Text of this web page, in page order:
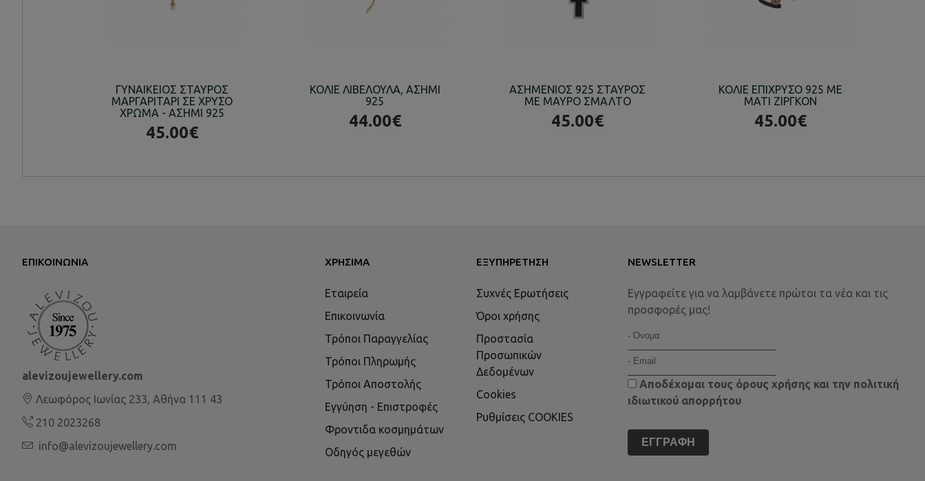
ΓΥΝΑΙΚΕΙΟΣ ΣΤΑΥΡΟΣ
ΜΑΡΓΑΡΙΤΑΡΙ ΣΕ ΧΡΥΣΟ
ΧΡΩΜΑ - ΑΣΗΜΙ 925
45.00€
ΚΟΛΙΕ ΛΙΒΕΛΟΥΛΑ, ΑΣΗΜΙ
925
44.00€
ΑΣΗΜΕΝΙΟΣ 925 ΣΤΑΥΡΟΣ
ΜΕ ΜΑΥΡΟ ΣΜΑΛΤΟ
45.00€
ΚΟΛΙΕ ΕΠΙΧΡΥΣΟ 925 ΜΕ
ΜΑΤΙ ΖΙΡΓΚΟΝ
45.00€
ΕΠΙΚΟΙΝΩΝΊΑ
alevizoujewellery.com
Λεωφόρος Ιωνίας 233, Αθήνα 111 43
210 2023268
info@alevizoujewellery.com
ΧΡΉΣΙΜΑ
Εταιρεία
Επικοινωνία
Τρόποι Παραγγελίας
Τρόποι Πληρωμής
Τρόποι Αποστολής
Εγγύηση - Επιστροφές
Φροντιδα κοσμημάτων
Οδηγός μεγεθών
ΕΞΥΠΗΡΈΤΗΣΗ
Συχνές Ερωτήσεις
Όροι χρήσης
Προστασία
Προσωπικών
Δεδομένων
Cookies
Ρυθμίσεις COOKIES
NEWSLETTER
Εγγραφείτε για να λαμβάνετε πρώτοι τα νέα και τις
προσφορές μας!
Αποδέχομαι τους όρους χρήσης και την πολιτική
ιδιωτικού απορρήτου
ΕΓΓΡΑΦΉ